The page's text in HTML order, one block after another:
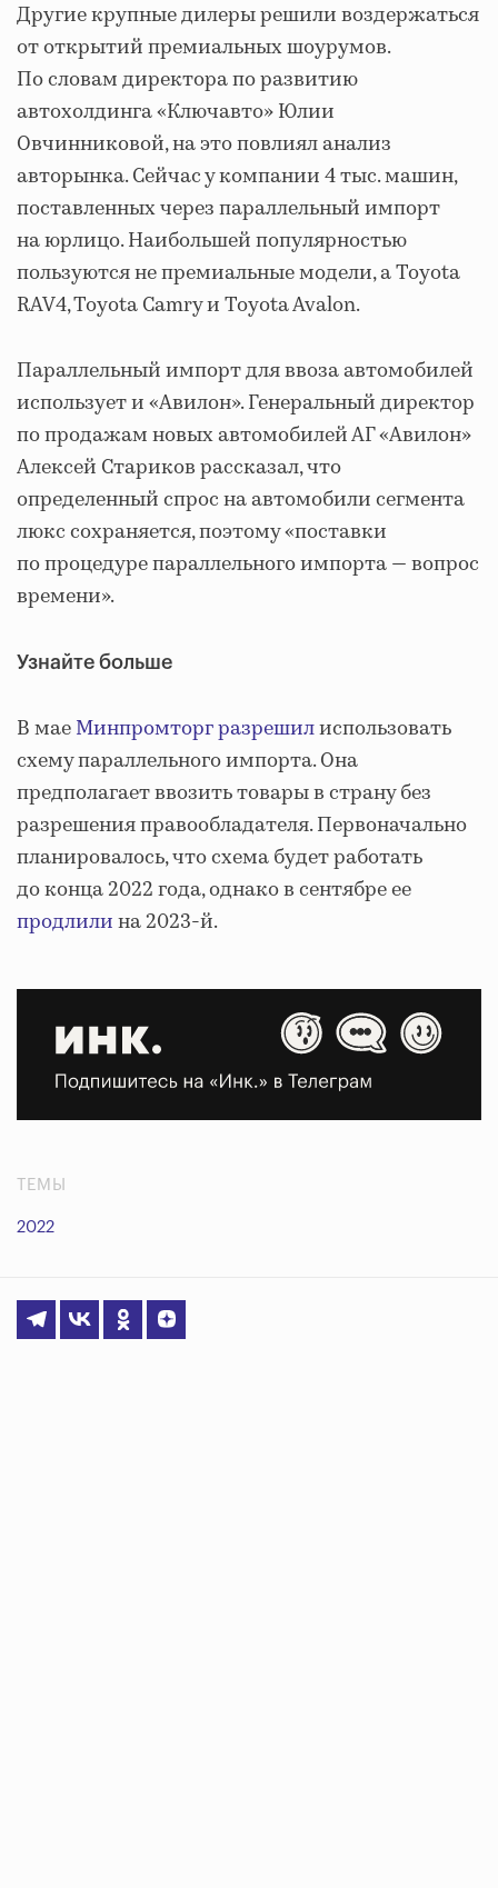
Другие крупные дилеры решили воздержаться
от открытий премиальных шоурумов.
По словам директора по развитию
автохолдинга «Ключавто» Юлии
Овчинниковой, на это повлиял анализ
авторынка. Сейчас у компании 4 тыс. машин,
поставленных через параллельный импорт
на юрлицо. Наибольшей популярностью
пользуются не премиальные модели, а Toyota
RAV4, Toyota Camry и Toyota Avalon.
Параллельный импорт для ввоза автомобилей
использует и «Авилон». Генеральный директор
по продажам новых автомобилей АГ «Авилон»
Алексей Стариков рассказал, что
определенный спрос на автомобили сегмента
люкс сохраняется, поэтому «поставки
по процедуре параллельного импорта — вопрос
времени».
Узнайте больше
В маеМинпромторг разрешилиспользовать
схему параллельного импорта. Она
предполагает ввозить товары в страну без
разрешения правообладателя. Первоначально
планировалось, что схема будет работать
до конца 2022 года, однако в сентябре ее
продлилина 2023-й.
ТЕМЫ
2022